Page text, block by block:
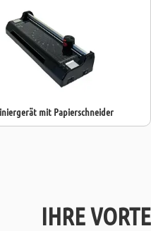
mit Papierschneider
IHRE